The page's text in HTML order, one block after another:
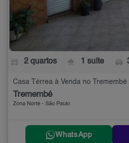
2 quartos 1 suíte
Casa Térrea à Venda no
Tremembé
Zona Norte - São Paulo
WhatsApp